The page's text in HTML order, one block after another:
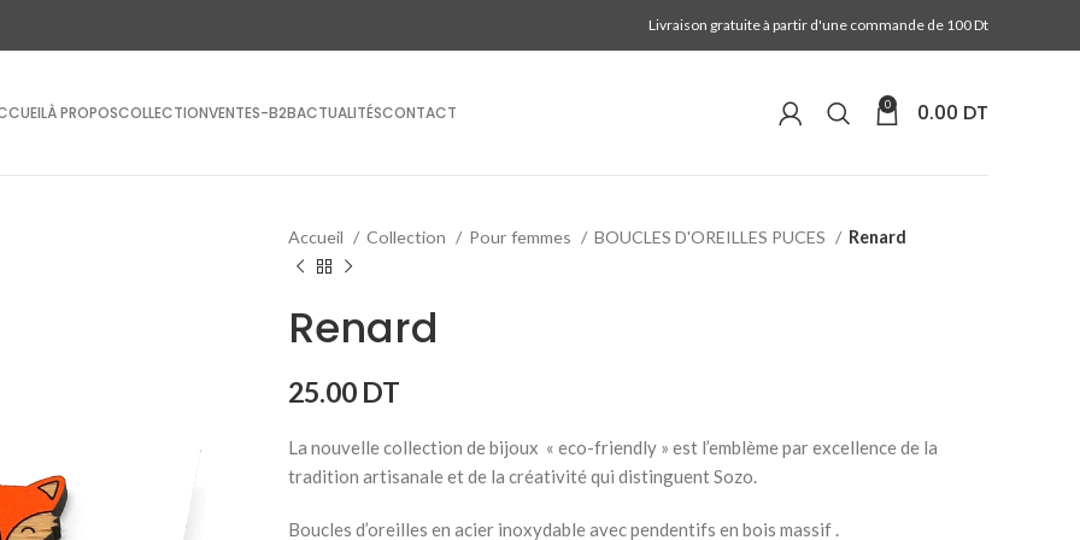
Livraison gratuite à partir d'une commande de 100 Dt
À PROPOSCOLLECTIONVENTES-B2BACTUALITÉSCONTACT 0 0.00 DT
Accueil Collection Pour femmes BOUCLES D'OREILLES PUCES Renard
Renard
25.00 DT
La nouvelle collection de bijoux « eco-friendly » est l’emblème par excellence de la
tradition artisanale et de la créativité qui distinguent Sozo.
Boucles d’oreilles en acier inoxydable avec pendentifs en bois massif .